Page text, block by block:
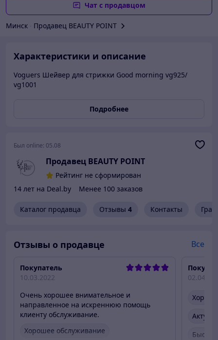
Чат с продавцом
Минск Продавец BEAUTY POINT
Характеристики и описание
Voguers Шейвер для стрижки Good morning vg925/
vg1001
Подробнее
Был online: 05.08
Продавец BEAUTY POINT
Рейтинг не сформирован
14 лет на Deal.by
Менее 100 заказов
Каталог продавца Отзывы 4 Контакты
Отзывы о продавце Все
Покупатель
10.03.2022
Очень хорошее внимательное и
направленное на искреннюю помощь
клиенту обслуживание.
Хорошее обслуживание